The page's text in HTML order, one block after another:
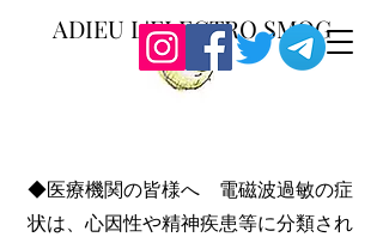
ADIEU L'ELECTRO SMOG
◆医療機関の皆様へ 電磁波過敏の症
状は、心因性や精神疾患等に分類され